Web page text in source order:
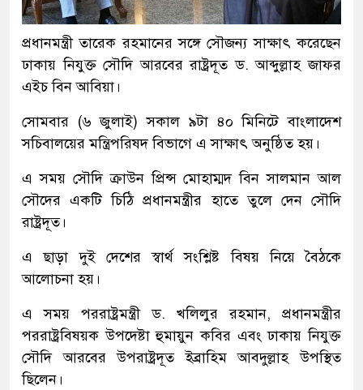
প্রধানমন্ত্রী তারেক রহমানের সঙ্গে সৌজন্য সাক্ষাৎ করেছেন
ঢাকায় নিযুক্ত সৌদি আরবের রাষ্ট্রদূত ড. আব্দুল্লাহ জাফর
এইচ বিন আবিয়া।
সোমবার (৬ জুলাই) সকাল ৯টা ৪০ মিনিটে বাংলাদেশ
সচিবালয়ের মন্ত্রিপরিষদ বিভাগে এ সাক্ষাৎ অনুষ্ঠিত হয়।
এ সময় সৌদি ক্রাউন প্রিন্স মোহাম্মদ বিন সালমান আল
সৌদের একটি চিঠি প্রধানমন্ত্রীর হাতে তুলে দেন সৌদি
রাষ্ট্রদূত।
এ ছাড়া দুই দেশের স্বার্থ সংশ্লিষ্ট বিষয় নিয়ে বৈঠকে
আলোচনা হয়।
এ সময় পররাষ্ট্রমন্ত্রী ড. খলিলুর রহমান, প্রধানমন্ত্রীর
পররাষ্ট্রবিষয়ক উপদেষ্টা হুমায়ুন কবির এবং ঢাকায় নিযুক্ত
সৌদি আরবের উপরাষ্ট্রদূত ইব্রাহিম আবদুল্লাহ উপস্থিত
ছিলেন।